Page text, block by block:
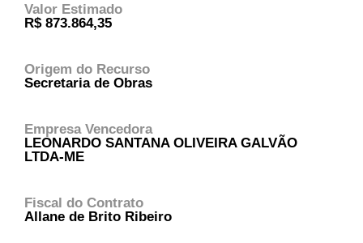
Valor Estimado
R$ 873.864,35
Origem do Recurso
Secretaria de Obras
Empresa Vencedora
LEONARDO SANTANA OLIVEIRA GALVÃO
LTDA-ME
Fiscal do Contrato
Allane de Brito Ribeiro